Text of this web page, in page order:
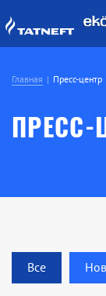
Главная Пресс-центр
ПРЕСС-
Все